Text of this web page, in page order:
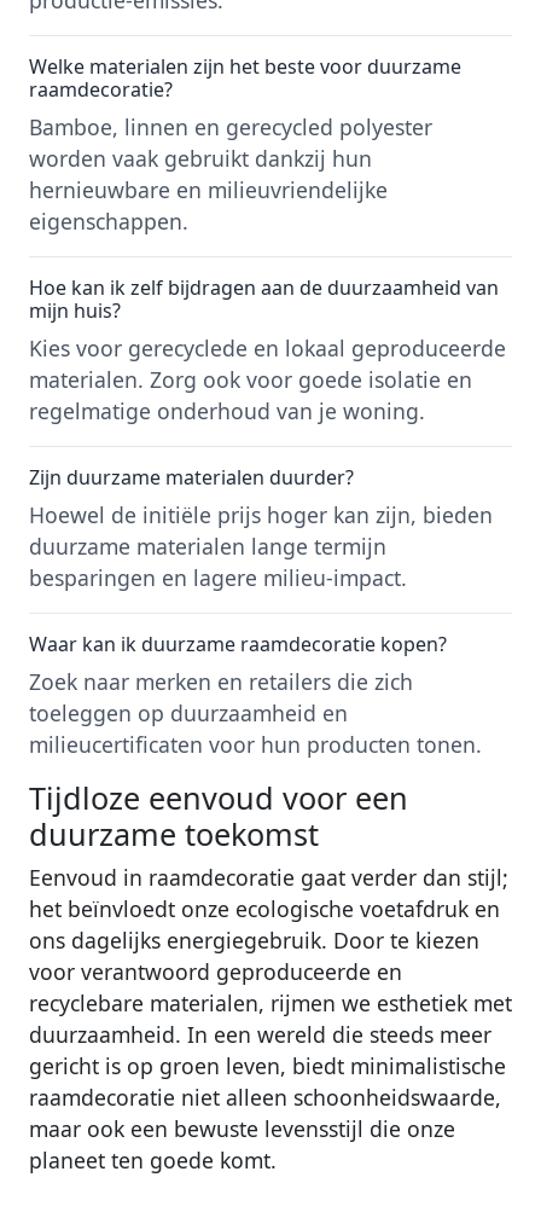
Welke materialen zijn het beste voor duurzame
raamdecoratie?
Bamboe, linnen en gerecycled polyester
worden vaak gebruikt dankzij hun
hernieuwbare en milieuvriendelijke
eigenschappen.
Hoe kan ik zelf bijdragen aan de duurzaamheid van
mijn huis?
Kies voor gerecyclede en lokaal geproduceerde
materialen. Zorg ook voor goede isolatie en
regelmatige onderhoud van je woning.
Zijn duurzame materialen duurder?
Hoewel de initiële prijs hoger kan zijn, bieden
duurzame materialen lange termijn
besparingen en lagere milieu-impact.
Waar kan ik duurzame raamdecoratie kopen?
Zoek naar merken en retailers die zich
toeleggen op duurzaamheid en
milieucertificaten voor hun producten tonen.
Tijdloze eenvoud voor een
duurzame toekomst
Eenvoud in raamdecoratie gaat verder dan stijl;
het beïnvloedt onze ecologische voetafdruk en
ons dagelijks energiegebruik. Door te kiezen
voor verantwoord geproduceerde en
recyclebare materialen, rijmen we esthetiek met
duurzaamheid. In een wereld die steeds meer
gericht is op groen leven, biedt minimalistische
raamdecoratie niet alleen schoonheidswaarde,
maar ook een bewuste levensstijl die onze
planeet ten goede komt.